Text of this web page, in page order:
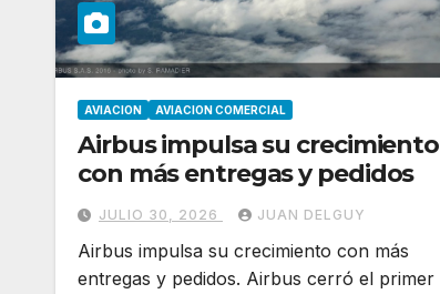
AVIACION AVIACION COMERCIAL
Airbus impulsa su crecimiento
con más entregas y pedidos
JULIO 30, 2026 JUAN DELGUY
Airbus impulsa su crecimiento con más
entregas y pedidos. Airbus cerró el primer